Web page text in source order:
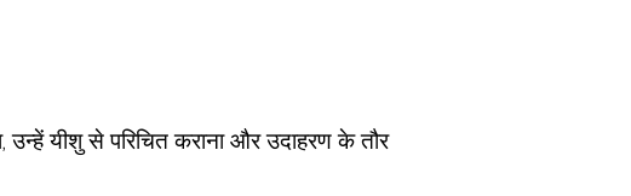
यीशु से परिचित कराना और उदाहरण के तौर